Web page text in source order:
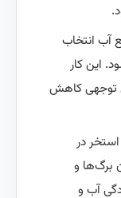
آب انتخاب
این کار
توجهی کاهش
استخر در
برگ‌ها و
آب و